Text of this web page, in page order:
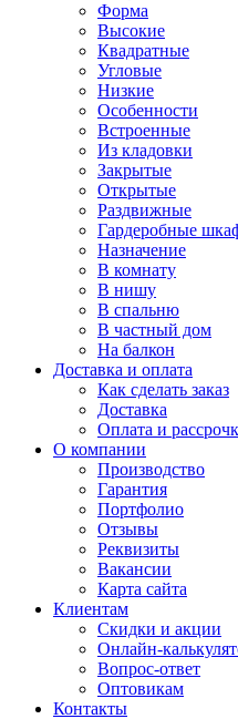
Форма
Высокие
Квадратные
Угловые
Низкие
Особенности
Встроенные
Из кладовки
Закрытые
Открытые
Раздвижные
Гардеробные
Назначение
В комнату
В нишу
В спальню
В частный дом
На балкон
Доставка и оплата
Как сделать заказ
Доставка
Оплата и
О компании
Производство
Гарантия
Портфолио
Отзывы
Реквизиты
Вакансии
Карта сайта
Клиентам
Скидки и акции
Онлайн-
Вопрос-ответ
Оптовикам
Контакты